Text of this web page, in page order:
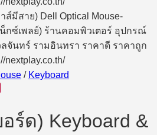
/ Keyboard
ร์ด) Keyboard &